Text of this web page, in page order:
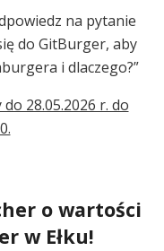
na pytanie
do GitBurger, aby
i dlaczego?”
28.05.2026 r. do
o wartości
w Ełku!